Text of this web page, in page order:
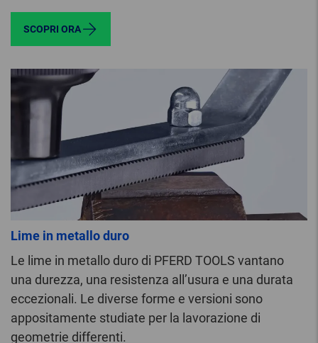
SCOPRI ORA
Lime in metallo duro
Le lime in metallo duro di PFERD TOOLS vantano
una durezza, una resistenza all’usura e una durata
eccezionali. Le diverse forme e versioni sono
appositamente studiate per la lavorazione di
geometrie differenti.